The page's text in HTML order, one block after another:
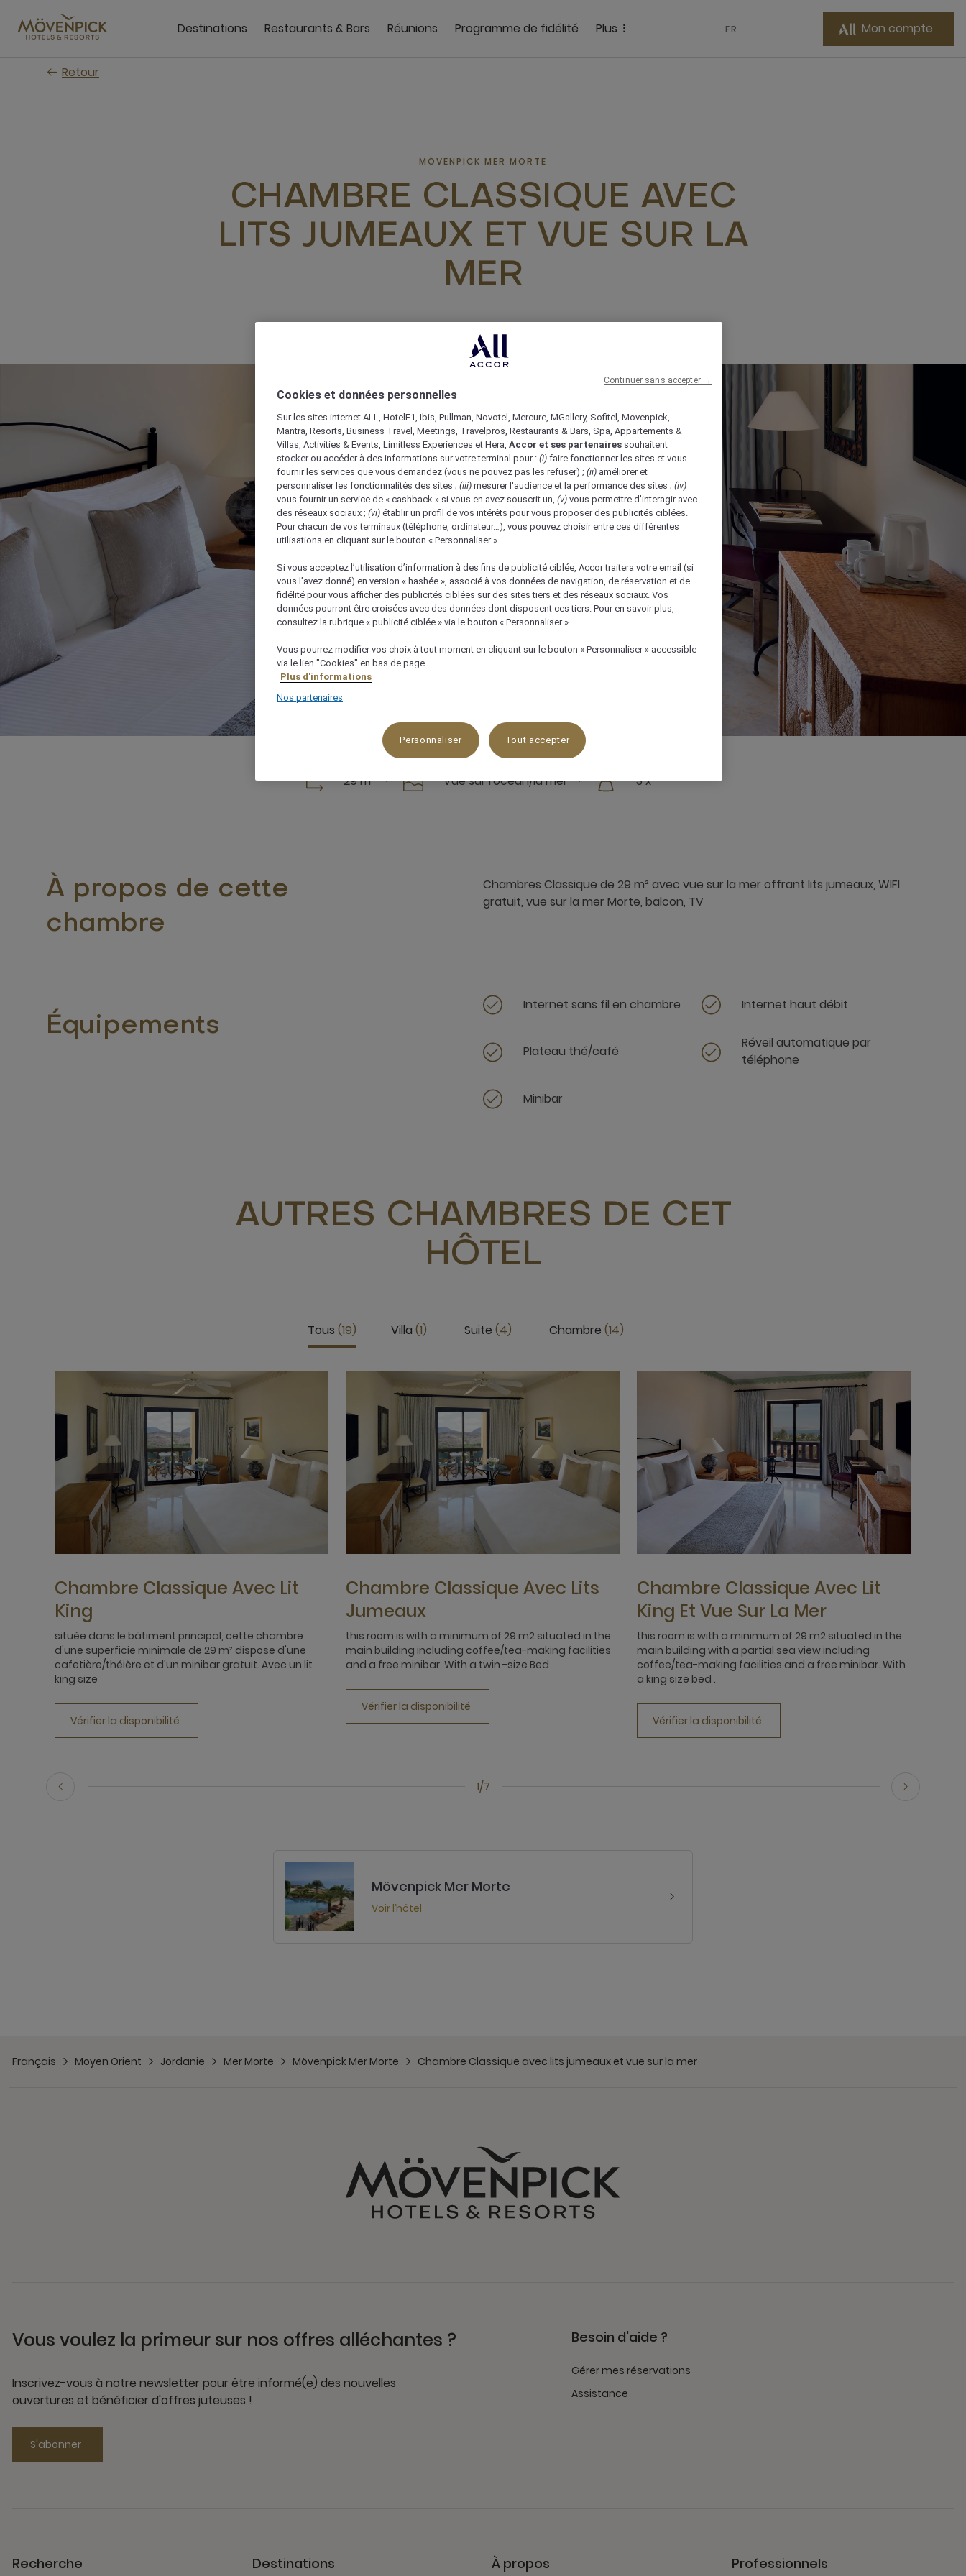
contenu
Destinations Restaurants & Bars Réunions Programme de fidélité Plus FR Mon compte
Retour
MÖVENPICK MER MORTE
CHAMBRE CLASSIQUE AVEC
LITS JUMEAUX ET VUE SUR LA
MER
29 m² Vue sur l'océan/la mer 3 x
À propos de cette
chambre
Chambres Classique de 29 m² avec vue sur la mer offrant lits jumeaux, WIFI
gratuit, vue sur la mer Morte, balcon, TV
Équipements
Internet sans fil en chambre Internet haut débit
Plateau thé/café
Réveil automatique par
téléphone
Minibar
AUTRES CHAMBRES DE CET
HÔTEL
Tous 19 Villa 1 Suite 4 Chambre 14
1/7
Chambre Classique Avec Lit
King
située dans le bâtiment principal, cette chambre
d'une superficie minimale de 29 m² dispose d'une
cafetière/théière et d'un minibar gratuit. Avec un lit
king size
Vérifier la disponibilité
Chambre Classique Avec Lits
Jumeaux
this room is with a minimum of 29 m2 situated in the
main building including coffee/tea-making facilities
and a free minibar. With a twin -size Bed
Vérifier la disponibilité
Chambre Classique Avec Lit
King Et Vue Sur La Mer
this room is with a minimum of 29 m2 situated in the
main building with a partial sea view including
coffee/tea-making facilities and a free minibar. With
a king size bed .
Vérifier la disponibilité
Mövenpick Mer Morte
Voir l’hôtel
Français Moyen Orient Jordanie Mer Morte Mövenpick Mer Morte Chambre Classique avec lits jumeaux et vue sur la mer
Vous voulez la primeur sur nos offres alléchantes ?
Inscrivez-vous à notre newsletter pour être informé(e) des nouvelles
ouvertures et bénéficier d'offres juteuses !
S'abonner
Besoin d'aide ?
Gérer mes réservations
Assistance
Recherche Destinations À propos Professionnels
Cookies et données personnelles
Sur les sites internet ALL, HotelF1, Ibis, Pullman, Novotel, Mercure, MGallery, Sofitel, Movenpick,
Mantra, Resorts, Business Travel, Meetings, Travelpros, Restaurants & Bars, Spa, Appartements &
Villas, Activities & Events, Limitless Experiences et Hera, Accor et ses partenaires souhaitent
stocker ou accéder à des informations sur votre terminal pour : (i) faire fonctionner les sites et vous
fournir les services que vous demandez (vous ne pouvez pas les refuser) ; (ii) améliorer et
personnaliser les fonctionnalités des sites ; (iii) mesurer l'audience et la performance des sites ; (iv)
vous fournir un service de « cashback » si vous en avez souscrit un, (v) vous permettre d'interagir avec
des réseaux sociaux ; (vi) établir un profil de vos intérêts pour vous proposer des publicités ciblées.
Pour chacun de vos terminaux (téléphone, ordinateur…), vous pouvez choisir entre ces différentes
utilisations en cliquant sur le bouton « Personnaliser ».
Si vous acceptez l’utilisation d’information à des fins de publicité ciblée, Accor traitera votre email (si
vous l’avez donné) en version « hashée », associé à vos données de navigation, de réservation et de
fidélité pour vous afficher des publicités ciblées sur des sites tiers et des réseaux sociaux. Vos
données pourront être croisées avec des données dont disposent ces tiers. Pour en savoir plus,
consultez la rubrique « publicité ciblée » via le bouton « Personnaliser ».
Vous pourrez modifier vos choix à tout moment en cliquant sur le bouton « Personnaliser » accessible
via le lien "Cookies" en bas de page.
Plus d'informations
Nos partenaires
Personnaliser Tout accepter
Continuer sans accepter →